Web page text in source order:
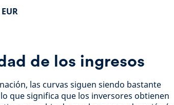
de los ingresos
las curvas siguen siendo bastante
que significa que los inversores obtienen